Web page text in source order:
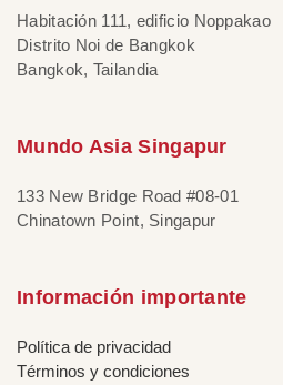
Habitación 111, edificio Noppakao
Distrito Noi de Bangkok
Bangkok, Tailandia
Mundo Asia Singapur
133 New Bridge Road #08-01
Chinatown Point, Singapur
Información importante
Política de privacidad
Términos y condiciones